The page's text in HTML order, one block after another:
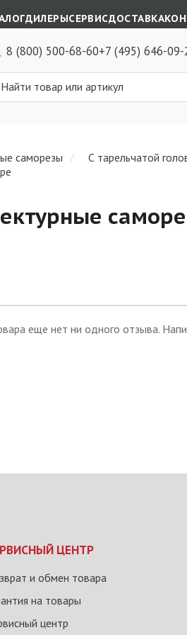
ДИЛЕРЫСЕРВИСДОСТАВКА
8 (800) 500-68-60+7 (495) 646-09-
саморезы С тарельчатой
еще нет ни одного отзыва.
ЦЕНТР
и обмен товара
на товары
центр